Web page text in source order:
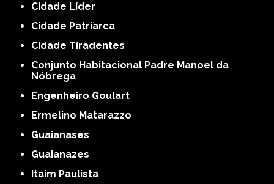
Cidade Líder
Cidade Patriarca
Cidade Tiradentes
Conjunto Habitacional Padre Manoel da
Nóbrega
Engenheiro Goulart
Ermelino Matarazzo
Guaianases
Guaianazes
Itaim Paulista